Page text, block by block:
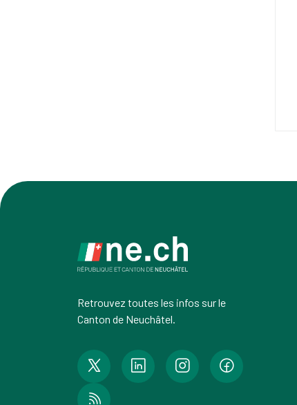
Retrouvez toutes les infos sur le
Canton de Neuchâtel.